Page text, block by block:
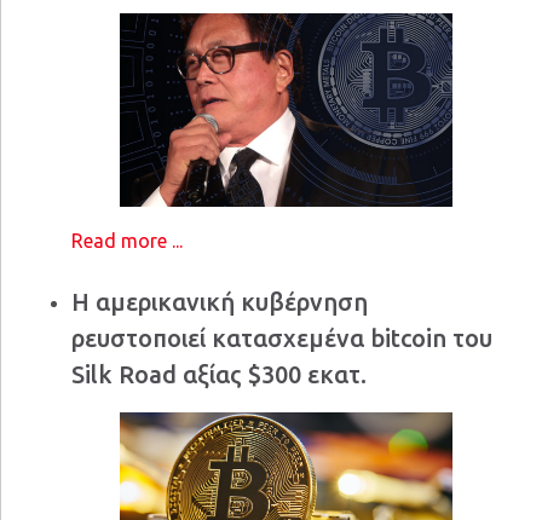
Read more ...
Η αμερικανική κυβέρνηση
ρευστοποιεί κατασχεμένα bitcoin του
Silk Road αξίας $300 εκατ.